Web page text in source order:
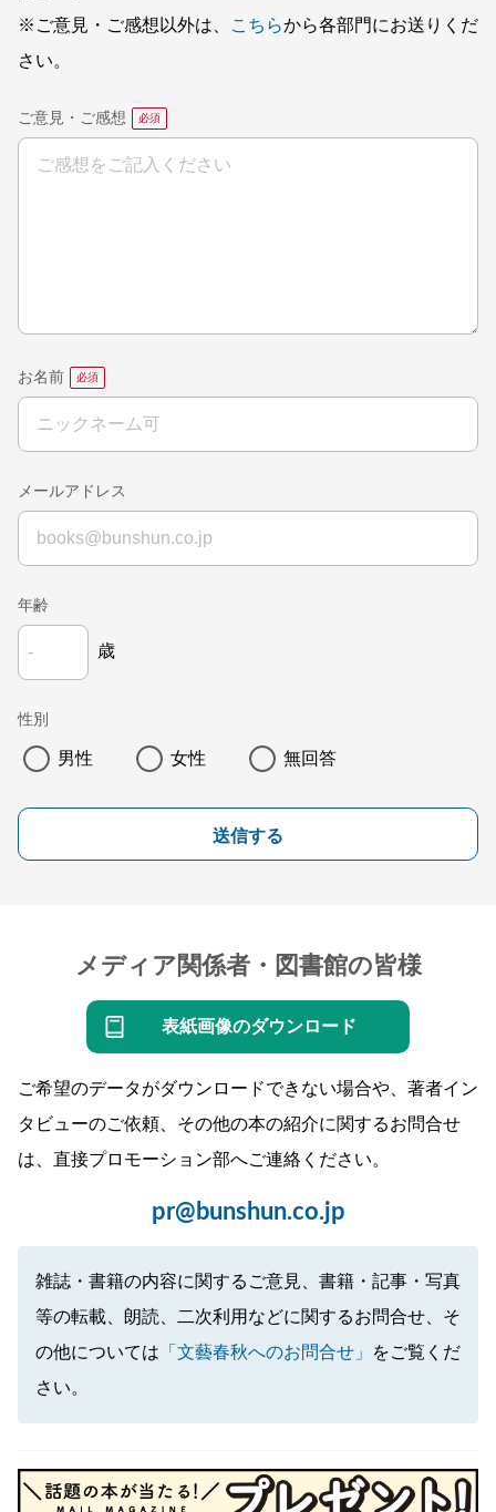
※ご意見・ご感想以外は、
こちらから各部門にお送りくだ
さい。
ご意見・ご感想
お名前
メールアドレス
年齢
歳
性別
男性 女性 無回答
送信する
メディア関係者・図書館の皆様
表紙画像のダウンロード
ご希望のデータがダウンロードできない場合や、著者イン
タビューのご依頼、その他の本の紹介に関するお問合せ
は、直接プロモーション部へご連絡ください。
pr@bunshun.co.jp
雑誌・書籍の内容に関するご意見、書籍・記事・写真
等の転載、朗読、二次利用などに関するお問合せ、そ
の他については 「文藝春秋へのお問合せ」
をご覧くだ
さい。